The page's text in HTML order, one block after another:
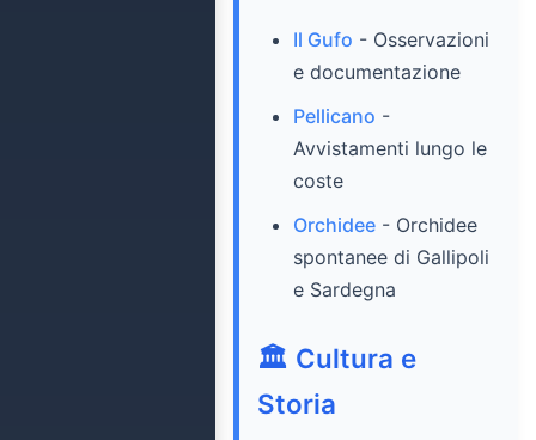
Il Gufo - Osservazioni
e documentazione
Pellicano -
Avvistamenti lungo le
coste
Orchidee - Orchidee
spontanee di Gallipoli
e Sardegna
🏛️ Cultura e
Storia